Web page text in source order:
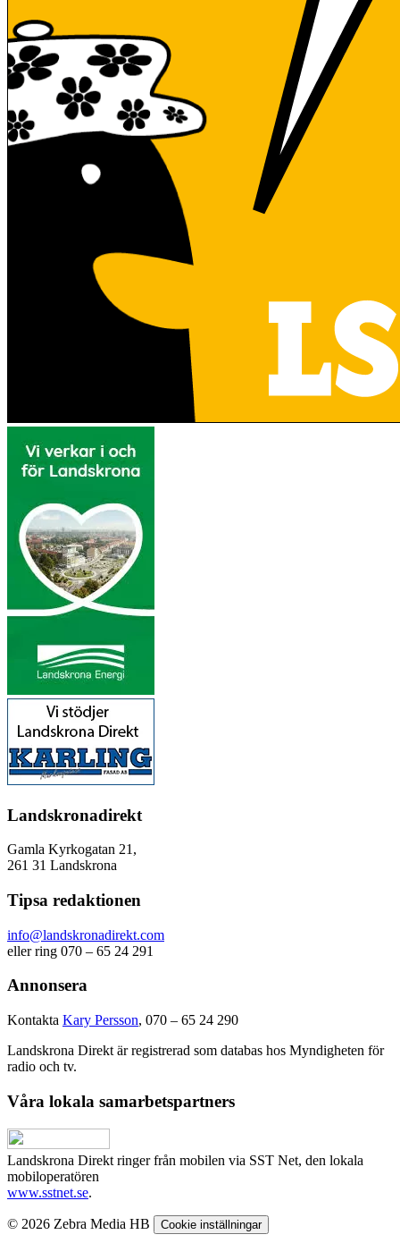
Landskronadirekt
Gamla Kyrkogatan 21,
261 31 Landskrona
Tipsa redaktionen
info@landskronadirekt.com
eller ring 070 – 65 24 291
Annonsera
Kontakta Kary Persson, 070 – 65 24 290
Landskrona Direkt är registrerad som databas hos Myndigheten för
radio och tv.
Våra lokala samarbetspartners
Landskrona Direkt ringer från mobilen via SST Net, den lokala
mobiloperatören
www.sstnet.se.
© 2026 Zebra Media HB Cookie inställningar